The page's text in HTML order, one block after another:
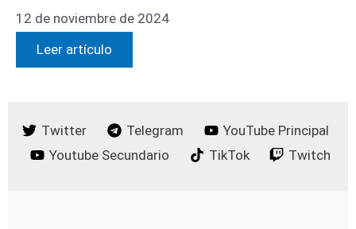
12 de noviembre de 2024
Leer artículo
Twitter Telegram
YouTube Principal
Youtube Secundario
TikTok Twitch